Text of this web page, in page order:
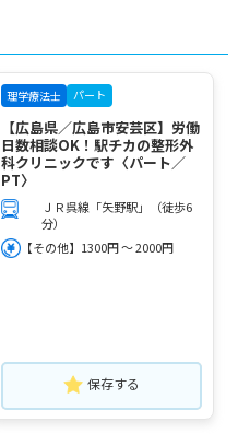
理学療法士 パート
【広島県／広島市安芸区】労働
日数相談OK！駅チカの整形外
科クリニックです〈パート／
PT〉
ＪＲ呉線「矢野駅」（徒歩6
分）
【その他】1300円 ～ 2000円
保存する